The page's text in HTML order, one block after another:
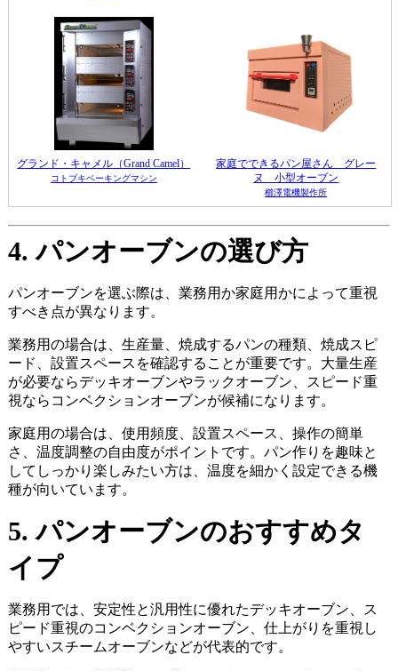
グランド・キャメル（Grand Camel）
コトブキベーキングマシン
家庭でできるパン屋さん グレー
ヌ 小型オーブン
櫛澤電機製作所
4. パンオーブンの選び方
パンオーブンを選ぶ際は、業務用か家庭用かによって重視
すべき点が異なります。
業務用の場合は、生産量、焼成するパンの種類、焼成スピ
ード、設置スペースを確認することが重要です。大量生産
が必要ならデッキオーブンやラックオーブン、スピード重
視ならコンベクションオーブンが候補になります。
家庭用の場合は、使用頻度、設置スペース、操作の簡単
さ、温度調整の自由度がポイントです。パン作りを趣味と
してしっかり楽しみたい方は、温度を細かく設定できる機
種が向いています。
5. パンオーブンのおすすめタ
イプ
業務用では、安定性と汎用性に優れたデッキオーブン、ス
ピード重視のコンベクションオーブン、仕上がりを重視し
やすいスチームオーブンなどが代表的です。